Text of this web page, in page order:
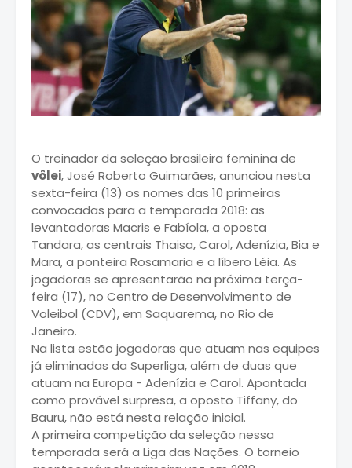
O treinador da seleção brasileira feminina de
vôlei, José Roberto Guimarães, anunciou nesta
sexta-feira (13) os nomes das 10 primeiras
convocadas para a temporada 2018: as
levantadoras Macris e Fabíola, a oposta
Tandara, as centrais Thaisa, Carol, Adenízia, Bia e
Mara, a ponteira Rosamaria e a líbero Léia. As
jogadoras se apresentarão na próxima terça-
feira (17), no Centro de Desenvolvimento de
Voleibol (CDV), em Saquarema, no Rio de
Janeiro.
Na lista estão jogadoras que atuam nas equipes
já eliminadas da Superliga, além de duas que
atuam na Europa - Adenízia e Carol. Apontada
como provável surpresa, a oposto Tiffany, do
Bauru, não está nesta relação inicial.
A primeira competição da seleção nessa
temporada será a Liga das Nações. O torneio